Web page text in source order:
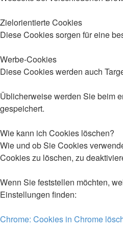
Zielorientierte Cookies
Diese Cookies sorgen für eine
Werbe-Cookies
Diese Cookies werden auch
Üblicherweise werden Sie beim
gespeichert.
Wie kann ich Cookies löschen?
Wie und ob Sie Cookies
Cookies zu löschen, zu
Wenn Sie feststellen möchten,
Einstellungen finden:
Chrome: Cookies in Chrome